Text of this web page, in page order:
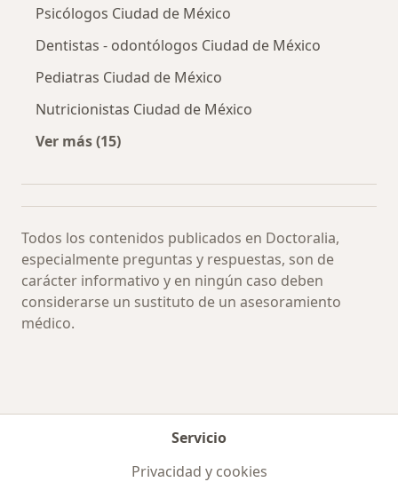
Psicólogos Ciudad de México
Dentistas - odontólogos Ciudad de México
Pediatras Ciudad de México
Nutricionistas Ciudad de México
Ver más (15)
Todos los contenidos publicados en Doctoralia,
especialmente preguntas y respuestas, son de
carácter informativo y en ningún caso deben
considerarse un sustituto de un asesoramiento
médico.
Servicio
Privacidad y cookies